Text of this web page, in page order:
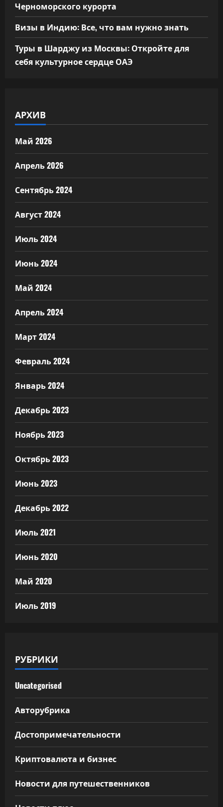
Черноморского курорта
Визы в Индию: Все, что вам нужно знать
Туры в Шарджу из Москвы: Откройте для
себя культурное сердце ОАЭ
АРХИВ
Май 2026
Апрель 2026
Сентябрь 2024
Август 2024
Июль 2024
Июнь 2024
Май 2024
Апрель 2024
Март 2024
Февраль 2024
Январь 2024
Декабрь 2023
Ноябрь 2023
Октябрь 2023
Июнь 2023
Декабрь 2022
Июль 2021
Июнь 2020
Май 2020
Июль 2019
РУБРИКИ
Uncategorised
Авторубрика
Достопримечательности
Криптовалюта и бизнес
Новости для путешественников